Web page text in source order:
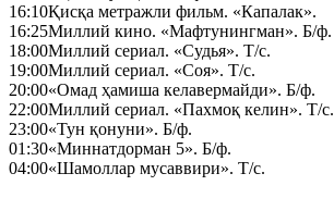
16:10Қисқа метражли фильм. «Капалак».
16:25Миллий кино. «Мафтунингман». Б/ф.
18:00Миллий сериал. «Судья». Т/с.
19:00Миллий сериал. «Соя». Т/с.
20:00«Омад ҳамиша келавермайди». Б/ф.
22:00Миллий сериал. «Пахмоқ келин». Т/с.
23:00«Тун қонуни». Б/ф.
01:30«Миннатдорман 5». Б/ф.
04:00«Шамоллар мусаввири». Т/с.